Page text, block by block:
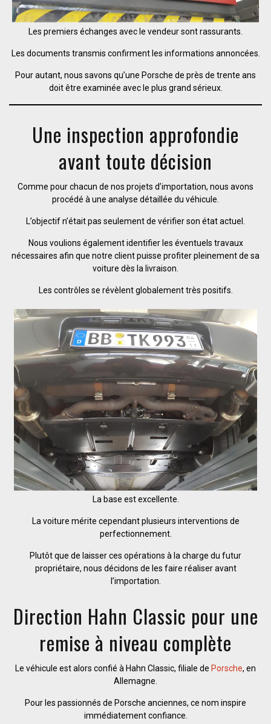
Les premiers échanges avec le vendeur sont rassurants.
Les documents transmis confirment les informations annoncées.
Pour autant, nous savons qu’une Porsche de près de trente ans
doit être examinée avec le plus grand sérieux.
Une inspection approfondie
avant toute décision
Comme pour chacun de nos projets d’importation, nous avons
procédé à une analyse détaillée du véhicule.
L’objectif n’était pas seulement de vérifier son état actuel.
Nous voulions également identifier les éventuels travaux
nécessaires afin que notre client puisse profiter pleinement de sa
voiture dès la livraison.
Les contrôles se révèlent globalement très positifs.
La base est excellente.
La voiture mérite cependant plusieurs interventions de
perfectionnement.
Plutôt que de laisser ces opérations à la charge du futur
propriétaire, nous décidons de les faire réaliser avant
l’importation.
Direction Hahn Classic pour une
remise à niveau complète
Le véhicule est alors confié à Hahn Classic, filiale de Porsche, en
Allemagne.
Pour les passionnés de Porsche anciennes, ce nom inspire
immédiatement confiance.